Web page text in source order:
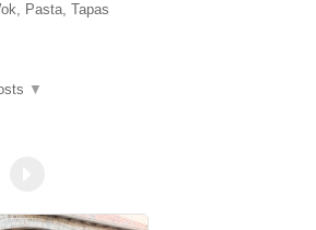
Pasta, Tapas
▼